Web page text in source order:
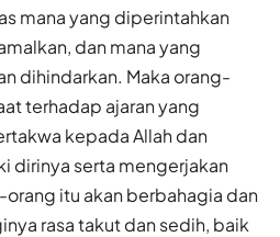
mana yang diperintahkan
dan mana yang
dihindarkan. Maka orang-
terhadap ajaran yang
kepada Allah dan
dirinya serta mengerjakan
itu akan berbahagia dan
rasa takut dan sedih, baik